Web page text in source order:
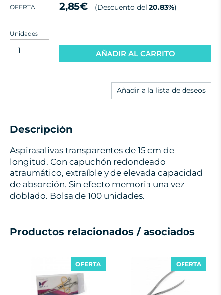
OFERTA 2,85€ (Descuento del 20.83%)
Unidades
AÑADIR AL CARRITO
Añadir a la lista de deseos
Descripción
Aspirasalivas transparentes de 15 cm de
longitud. Con capuchón redondeado
atraumático, extraíble y de elevada capacidad
de absorción. Sin efecto memoria una vez
doblado. Bolsa de 100 unidades.
Productos relacionados / asociados
OFERTA OFERTA